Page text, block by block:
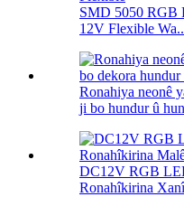
SMD 5050 RGB
12V Flexible
Ronahiya neonê
ji bo hundur û
DC12V RGB
Ronahîkirina